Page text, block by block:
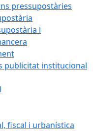
pressupostàries
i
publicitat institucional
fiscal i urbanística